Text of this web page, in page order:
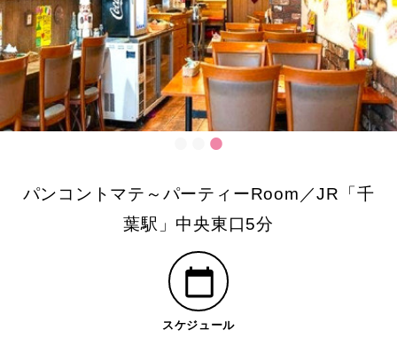
パンコントマテ～パーティーRoom／JR「千
葉駅」中央東口5分
スケジュール